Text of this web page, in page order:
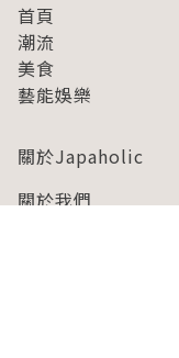
首頁
潮流
美食
藝能娛樂
關於Japaholic
關於我們